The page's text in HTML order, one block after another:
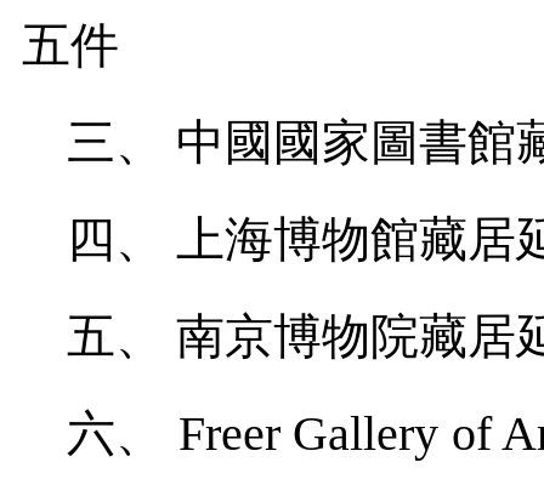
五件
三、
中國國家圖書館
四、
上海博物館藏居
五、
南京博物院藏居
六、
Freer Gallery of